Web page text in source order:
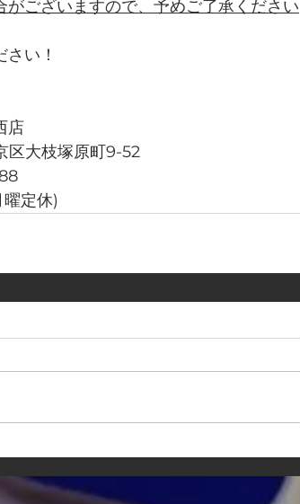
ございますので、予めご了承ください
い！
店
区大枝塚原町9-52
定休)